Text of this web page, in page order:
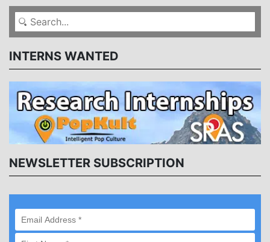
INTERNS WANTED
NEWSLETTER SUBSCRIPTION